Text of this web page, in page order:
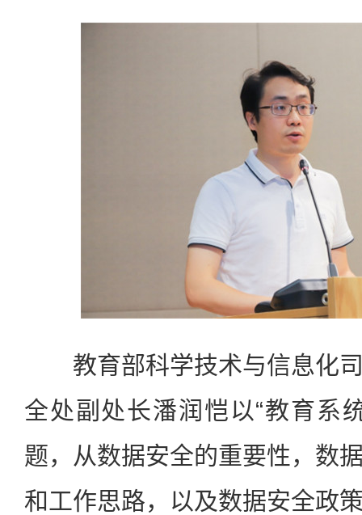
教育部科学技术与信息化司
全处副处长潘润恺以“教育系
题，从数据安全的重要性，数
和工作思路，以及数据安全政